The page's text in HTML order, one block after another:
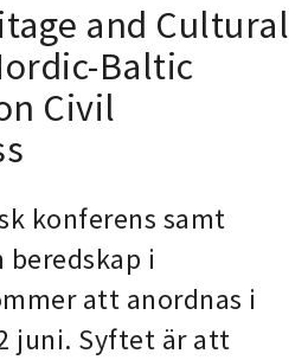
and Cultural
Baltic
Civil
konferens samt
i
att anordnas i
juni. Syftet är att